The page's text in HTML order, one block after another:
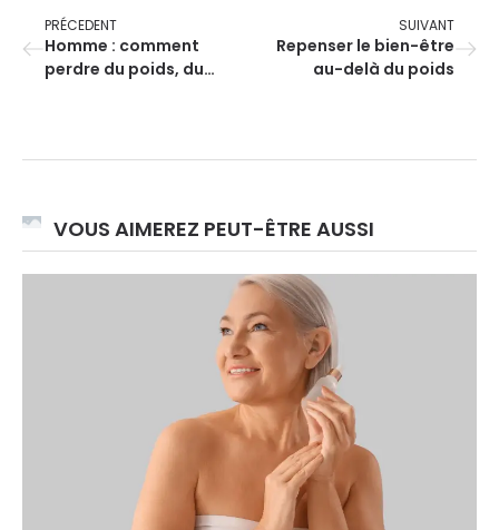
PRÉCEDENT
Homme : comment
perdre du poids, du
SUIVANT
Repenser le bien-être
au-delà du poids
VOUS AIMEREZ PEUT-ÊTRE AUSSI